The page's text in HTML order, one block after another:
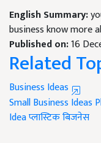
English Summary:
business know more
Published on:16
Related
Business Ideas
Small Business Ideas
Ideaप्लास्टिक बिजनेस